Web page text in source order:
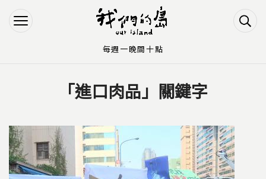
Jump to Navigation
Jump to Main content
「進口肉品」關鍵字
每週一晚間十點